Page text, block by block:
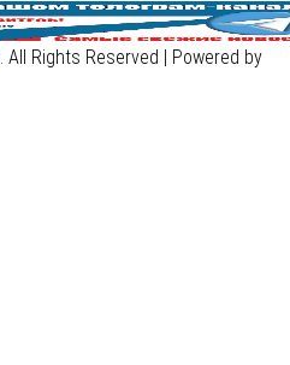
. All Rights Reserved | Powered by